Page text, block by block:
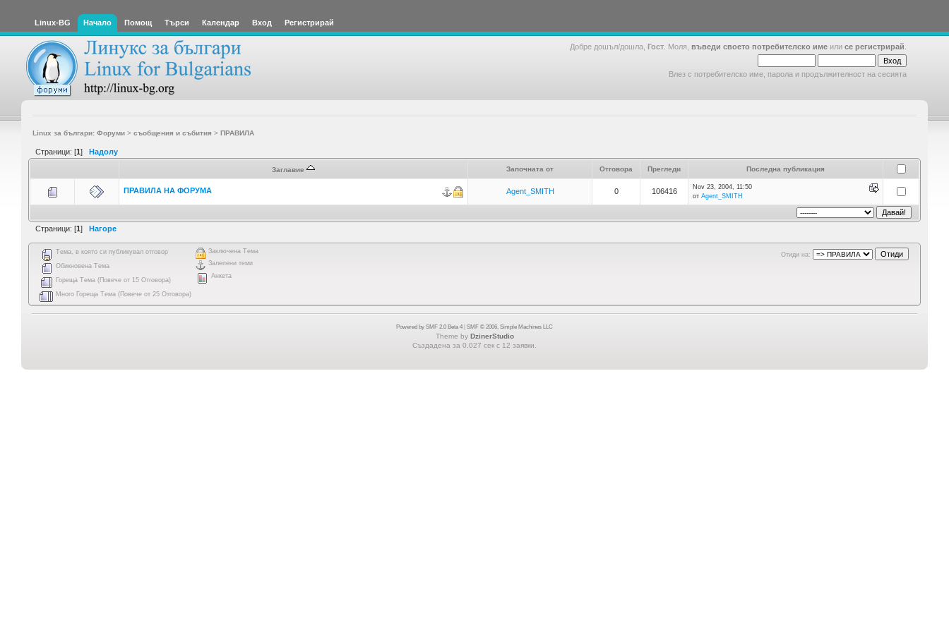
Linux-BG Начало Помощ Търси Календар Вход Регистрирай
Добре дошъл/дошла, Гост . Моля, въведи своето потребителско име или се регистрирай
Влез с потребителско име, парола и продължителност на сесията
Linux за българи: Форуми> съобщения и събития > ПРАВИЛА
Страници: [1] Надолу
Заглавие Започната от Отговора Прегледи Последна публикация
ПРАВИЛА НА ФОРУМА Agent_SMITH 0 106416
Nov 23, 2004, 11:50
от Agent_SMITH
Страници: [1] Нагоре
Отиди на:
Тема, в която си публикувал отговор
Обикновена Тема
Гореща Тема (Повече от 15 Отговора)
Много Гореща Тема (Повече от 25 Отговора)
Заключена Тема
Залепени теми
Анкета
Powered by SMF 2.0 Beta 4 SMF © 2006, Simple Machines LLC
Theme by DzinerStudio
Създадена за 0.027 сек с 12 заявки.